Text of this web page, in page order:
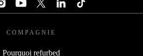
COMPAGNIE
Pourquoi refurbed